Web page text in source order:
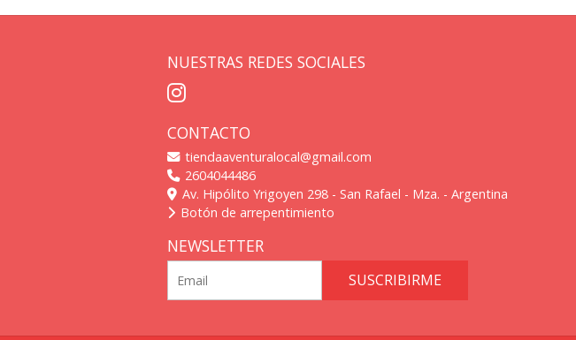
NUESTRAS REDES SOCIALES
CONTACTO
tiendaaventuralocal@gmail.com
2604044486
Av. Hipólito Yrigoyen 298 - San Rafael - Mza. - Argentina
Botón de arrepentimiento
NEWSLETTER
SUSCRIBIRME